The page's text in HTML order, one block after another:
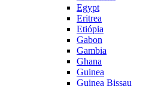
Egypt
Eritrea
Etiópia
Gabon
Gambia
Ghana
Guinea
Guinea Bissau